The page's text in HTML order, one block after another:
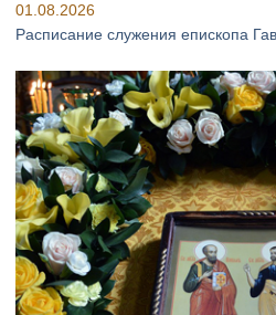
01.08.2026
Расписание служения епископа